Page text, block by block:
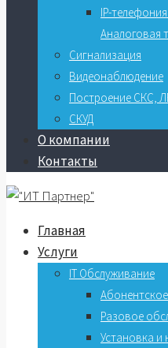
IP-
Аналоговая
Сигнализация
Видеонаблюдение
Построение СКС,
СКУД
О компании
Контакты
Главная
Услуги
IT Обслуживание
Разовое
Установка и